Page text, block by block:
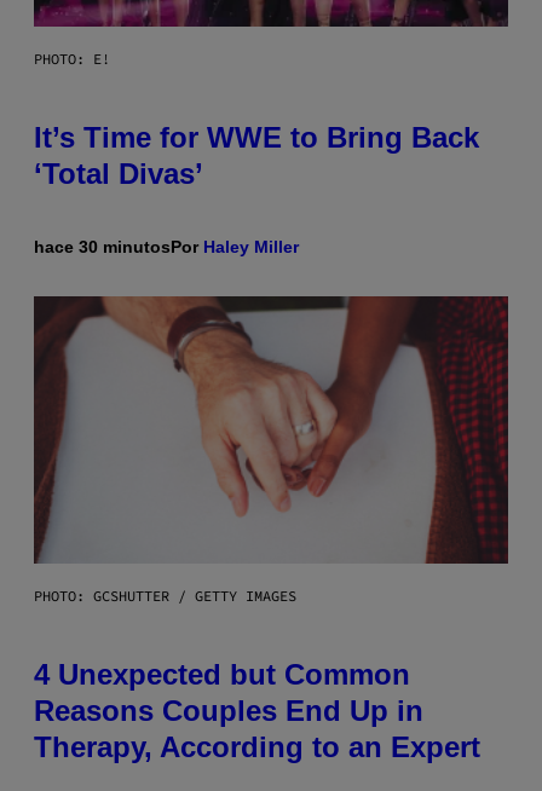
PHOTO: E!
It’s Time for WWE to Bring Back
‘Total Divas’
hace 30 minutosPor Haley Miller
PHOTO: GCSHUTTER / GETTY IMAGES
4 Unexpected but Common
Reasons Couples End Up in
Therapy, According to an Expert